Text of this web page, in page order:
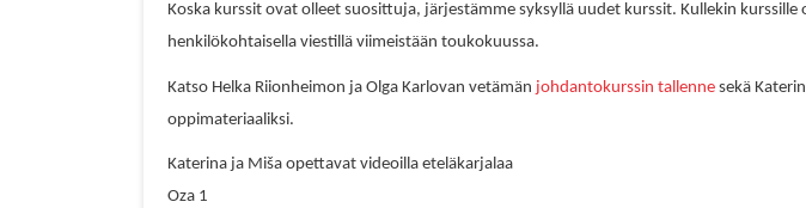
Koska kurssit ovat olleet suosittuja, järjestämme syksyllä uudet kurssit. Kullekin
henkilökohtaisella viestillä viimeistään toukokuussa.
Katso Helka Riionheimon ja Olga Karlovan vetämän johdantokurssin tallennesekä
oppimateriaaliksi.
Katerina ja Miša opettavat videoilla eteläkarjalaa
Oza 1